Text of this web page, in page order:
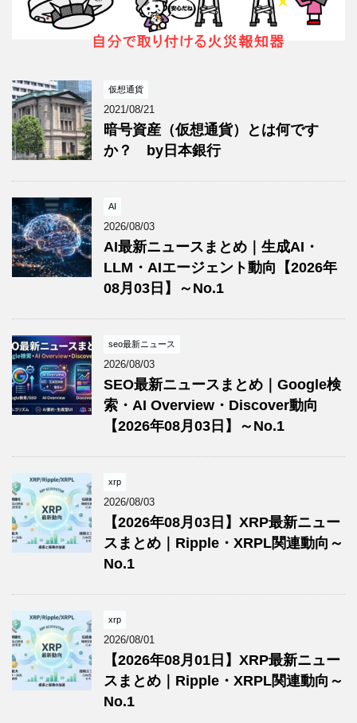
仮想通貨
2021/08/21
暗号資産（仮想通貨）とは何です
か？ by日本銀行
AI
2026/08/03
AI最新ニュースまとめ｜生成AI・
LLM・AIエージェント動向【2026年
08月03日】～No.1
seo最新ニュース
2026/08/03
SEO最新ニュースまとめ｜Google検
索・AI Overview・Discover動向
【2026年08月03日】～No.1
xrp
2026/08/03
【2026年08月03日】XRP最新ニュー
スまとめ｜Ripple・XRPL関連動向～
No.1
xrp
2026/08/01
【2026年08月01日】XRP最新ニュー
スまとめ｜Ripple・XRPL関連動向～
No.1